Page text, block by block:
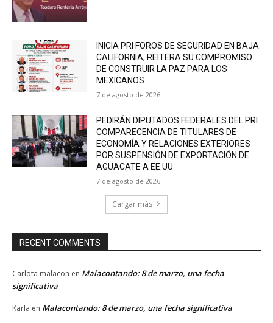
INICIA PRI FOROS DE SEGURIDAD EN BAJA
CALIFORNIA, REITERA SU COMPROMISO
DE CONSTRUIR LA PAZ PARA LOS
MEXICANOS
7 de agosto de 2026
PEDIRÁN DIPUTADOS FEDERALES DEL PRI
COMPARECENCIA DE TITULARES DE
ECONOMÍA Y RELACIONES EXTERIORES
POR SUSPENSIÓN DE EXPORTACIÓN DE
AGUACATE A EE.UU
7 de agosto de 2026
Cargar más
RECENT COMMENTS
Carlota malacon en Malacontando: 8 de marzo, una fecha
significativa
Karla en Malacontando: 8 de marzo, una fecha significativa